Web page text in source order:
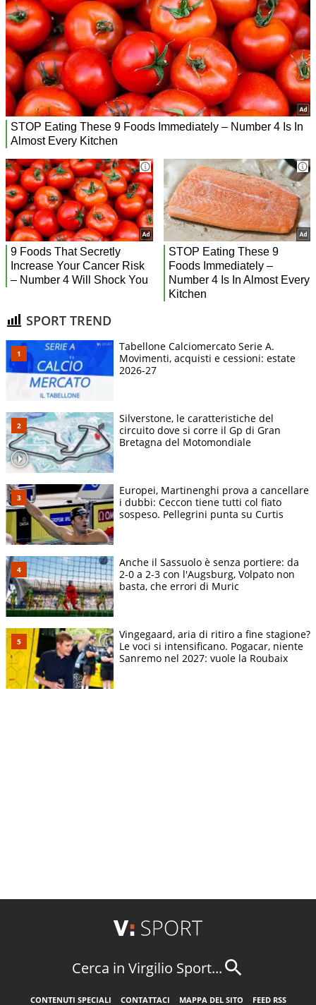
SPORT TREND
Tabellone Calciomercato Serie A.
Movimenti, acquisti e cessioni: estate
2026-27
Silverstone, le caratteristiche del
circuito dove si corre il Gp di Gran
Bretagna del Motomondiale
Europei, Martinenghi prova a cancellare
i dubbi: Ceccon tiene tutti col fiato
sospeso. Pellegrini punta su Curtis
Anche il Sassuolo è senza portiere: da
2-0 a 2-3 con l'Augsburg, Volpato non
basta, che errori di Muric
Vingegaard, aria di ritiro a fine stagione?
Le voci si intensificano. Pogacar, niente
Sanremo nel 2027: vuole la Roubaix
Cerca in Virgilio Sport...
CONTENUTI SPECIALI CONTATTACI MAPPA DEL SITO FEED RSS